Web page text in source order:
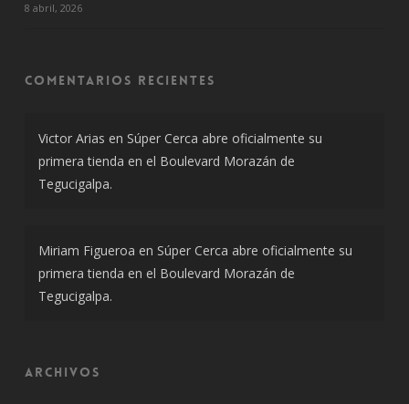
8 abril, 2026
Comentarios recientes
Victor Arias en Súper Cerca abre oficialmente su
primera tienda en el Boulevard Morazán de
Tegucigalpa.
Miriam Figueroa en Súper Cerca abre oficialmente su
primera tienda en el Boulevard Morazán de
Tegucigalpa.
Archivos